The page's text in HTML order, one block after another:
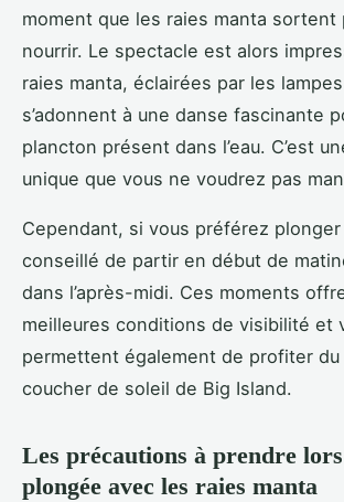
moment que les raies manta sortent
nourrir. Le spectacle est alors
raies manta, éclairées par les
s’adonnent à une danse fascinante
plancton présent dans l’eau. C’est
unique que vous ne voudrez pas
Cependant, si vous préférez
conseillé de partir en début de
dans l’après-midi. Ces moments
meilleures conditions de visibilité et
permettent également de profiter du
coucher de soleil de Big Island.
Les précautions à prendre
plongée avec les raies manta